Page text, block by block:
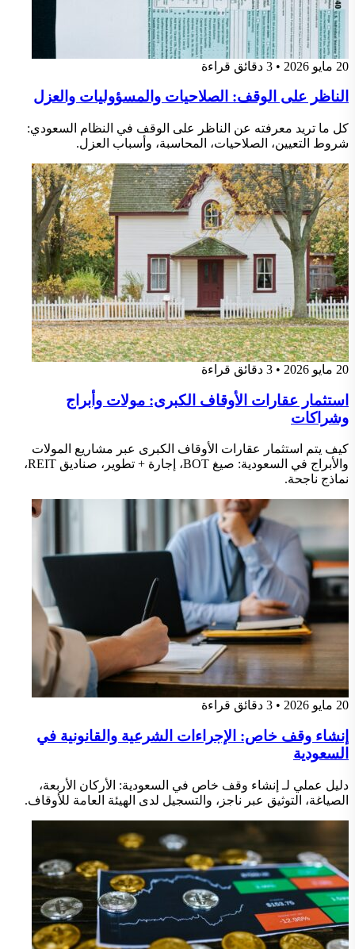
20 مايو 2026 • 3 دقائق قراءة
الناظر على الوقف: الصلاحيات والمسؤوليات والعزل
كل ما تريد معرفته عن الناظر على الوقف في النظام السعودي:
شروط التعيين، الصلاحيات، المحاسبة، وأسباب العزل.
20 مايو 2026 • 3 دقائق قراءة
استثمار عقارات الأوقاف الكبرى: مولات وأبراج
وشراكات
كيف يتم استثمار عقارات الأوقاف الكبرى عبر مشاريع المولات
والأبراج في السعودية: صيغ BOT، إجارة + تطوير، صناديق REIT،
نماذج ناجحة.
20 مايو 2026 • 3 دقائق قراءة
إنشاء وقف خاص: الإجراءات الشرعية والقانونية في
السعودية
دليل عملي لـ إنشاء وقف خاص في السعودية: الأركان الأربعة،
الصياغة، التوثيق عبر ناجز، والتسجيل لدى الهيئة العامة للأوقاف.